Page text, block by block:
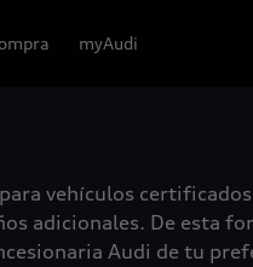
myAudi
vehículos
adicionales. De esta
Audi de tu